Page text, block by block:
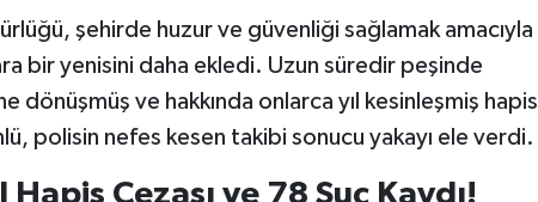
şehirde huzur ve güvenliği sağlamak amacıyla
bir yenisini daha ekledi. Uzun süredir peşinde
dönüşmüş ve hakkında onlarca yıl kesinleşmiş hapis
polisin nefes kesen takibi sonucu yakayı ele verdi.
Hapis Cezası ve 78 Suç Kaydı!